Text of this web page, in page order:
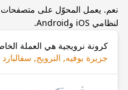
نعم. يعمل المحوّل على متصفحات
لنظامي iOS وAndroid.
كرونة نرويجية هي العملة
جزيرة بوفيه, النرويج,